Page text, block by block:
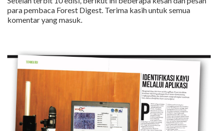
para pembaca Forest Digest. Terima kasih untuk semua
komentar yang masuk.